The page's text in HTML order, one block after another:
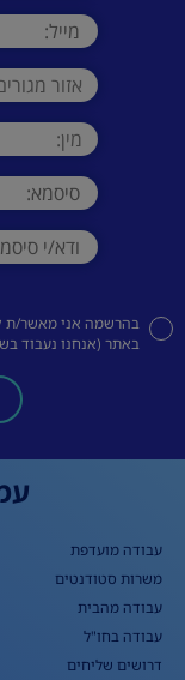
בהרשמה אני מאשר/ת
באתר (אנחנו נעבוד
עבודה מועדפת
משרות סטודנטים
עבודה מהבית
עבודה בחו"ל
דרושים שליחים